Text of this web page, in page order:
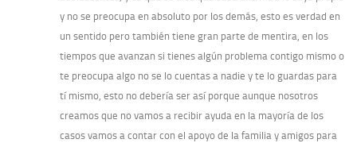
y no se preocupa en absoluto por los demás, esto es verdad en
un sentido pero también tiene gran parte de mentira, en los
tiempos que avanzan si tienes algún problema contigo mismo o
te preocupa algo no se lo cuentas a nadie y te lo guardas para
tí mismo, esto no debería ser así porque aunque nosotros
creamos que no vamos a recibir ayuda en la mayoría de los
casos vamos a contar con el apoyo de la familia y amigos para